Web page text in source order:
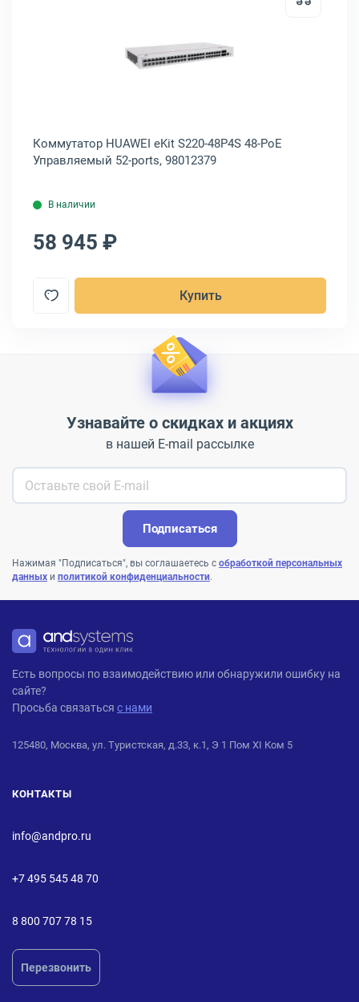
Mikrotik Cloud Router Switch 312-4C+8XG-RM Управляемый 12-
Открыть товар: Коммутатор
Коммутатор HUAWEI eKit S220-48P4S 48-PoE
Управляемый 52-ports, 98012379
В наличии
58 945 ₽
Купить
Узнавайте о скидках и акциях
в нашей E-mail рассылке
Подписаться
Нажимая "Подписаться", вы соглашаетесь с обработкой персональных
данных и политикой конфиденциальности.
ANDPRO
Есть вопросы по взаимодействию или обнаружили ошибку на
сайте?
Просьба связаться с нами
125480, Москва, ул. Туристская, д.33, к.1, Э 1 Пом XI Ком 5
КОНТАКТЫ
info@andpro.ru
+7 495 545 48 70
8 800 707 78 15
Перезвонить